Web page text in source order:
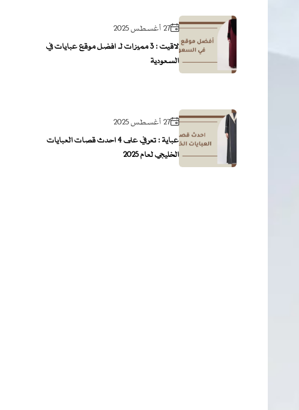
27 أغسطس 2025
لاقيت : 3 مميزات لـ أفضل موقع عبايات في
السعودية
27 أغسطس 2025
عباية : تعرفي على 4 احدث قصات العبايات
الخليجي لعام 2025